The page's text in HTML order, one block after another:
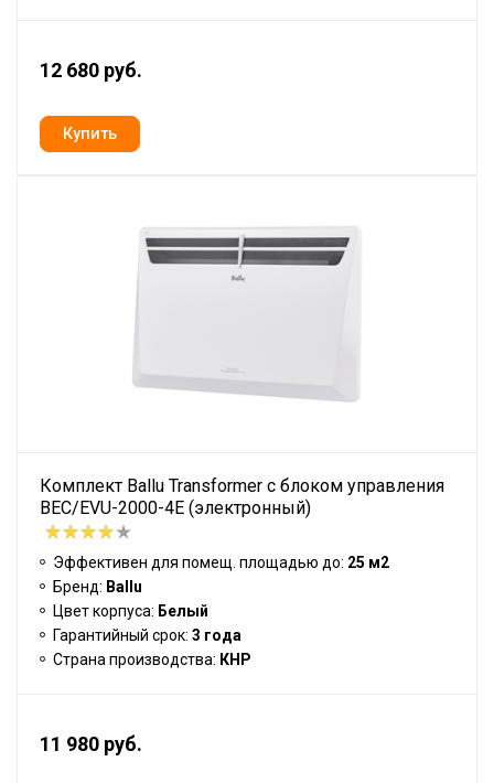
12 680 руб.
Комплект Ballu Transformer с блоком управления
BEC/EVU-2000-4E (электронный)
Эффективен для помещ. площадью до: 25 м2
Бренд: Ballu
Цвет корпуса: Белый
Гарантийный срок: 3 года
Страна производства: КНР
11 980 руб.